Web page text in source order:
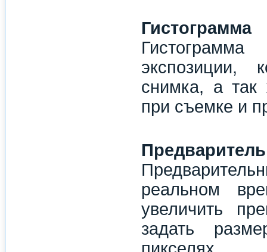
Гистограмма
экспозиции,
снимка, а так
при съемке и
реальном
увеличить
задать